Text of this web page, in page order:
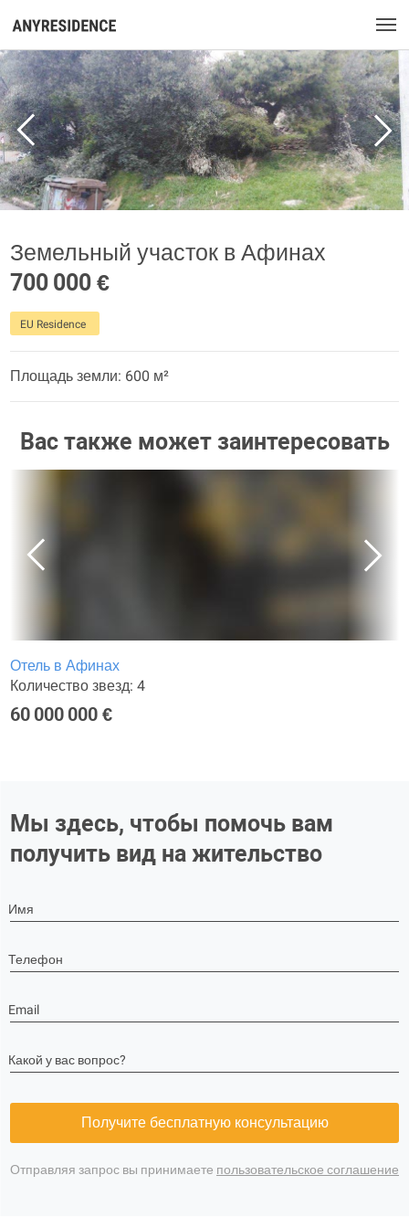
Земельный участок в Афинах
700 000 €
EU Residence
Площадь земли: 600 м²
Вас также может заинтересовать
Отель в Афинах
Количество звезд: 4
60 000 000 €
Мы здесь, чтобы помочь вам
получить вид на жительство
Имя
Телефон
Email
Какой у вас вопрос?
Получите бесплатную консультацию
Отправляя запрос вы принимаете пользовательское соглашение